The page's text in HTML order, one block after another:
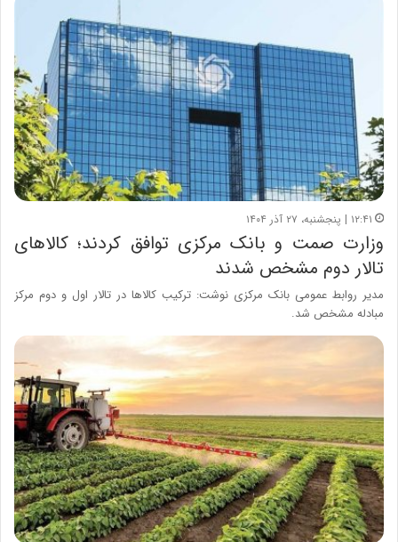
۱۲:۴۱ | پنجشنبه، ۲۷ آذر ۱۴۰۴
وزارت صمت و بانک مرکزی توافق کردند؛ کالاهای
تالار دوم مشخص شدند
مدیر روابط عمومی بانک مرکزی نوشت: ترکیب کالاها در تالار اول و دوم مرکز
مبادله مشخص شد.